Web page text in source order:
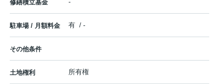
修繕積立基金
駐車場 / 月額料金 有 / -
その他条件
土地権利 所有権